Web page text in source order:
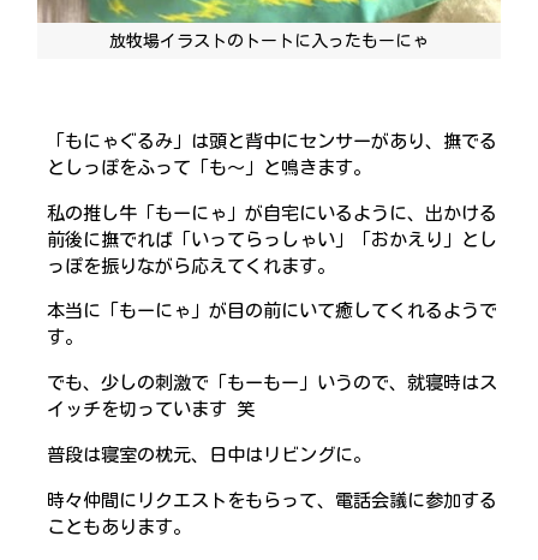
放牧場イラストのトートに入ったもーにゃ
「もにゃぐるみ」は頭と背中にセンサーがあり、撫でる
としっぽをふって「も～」と鳴きます。
私の推し牛「もーにゃ」が自宅にいるように、出かける
前後に撫でれば「いってらっしゃい」「おかえり」とし
っぽを振りながら応えてくれます。
本当に「もーにゃ」が目の前にいて癒してくれるようで
す。
でも、少しの刺激で「もーもー」いうので、就寝時はス
イッチを切っています 笑
普段は寝室の枕元、日中はリビングに。
時々仲間にリクエストをもらって、電話会議に参加する
こともあります。